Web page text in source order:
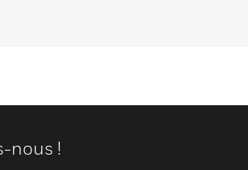
nous !